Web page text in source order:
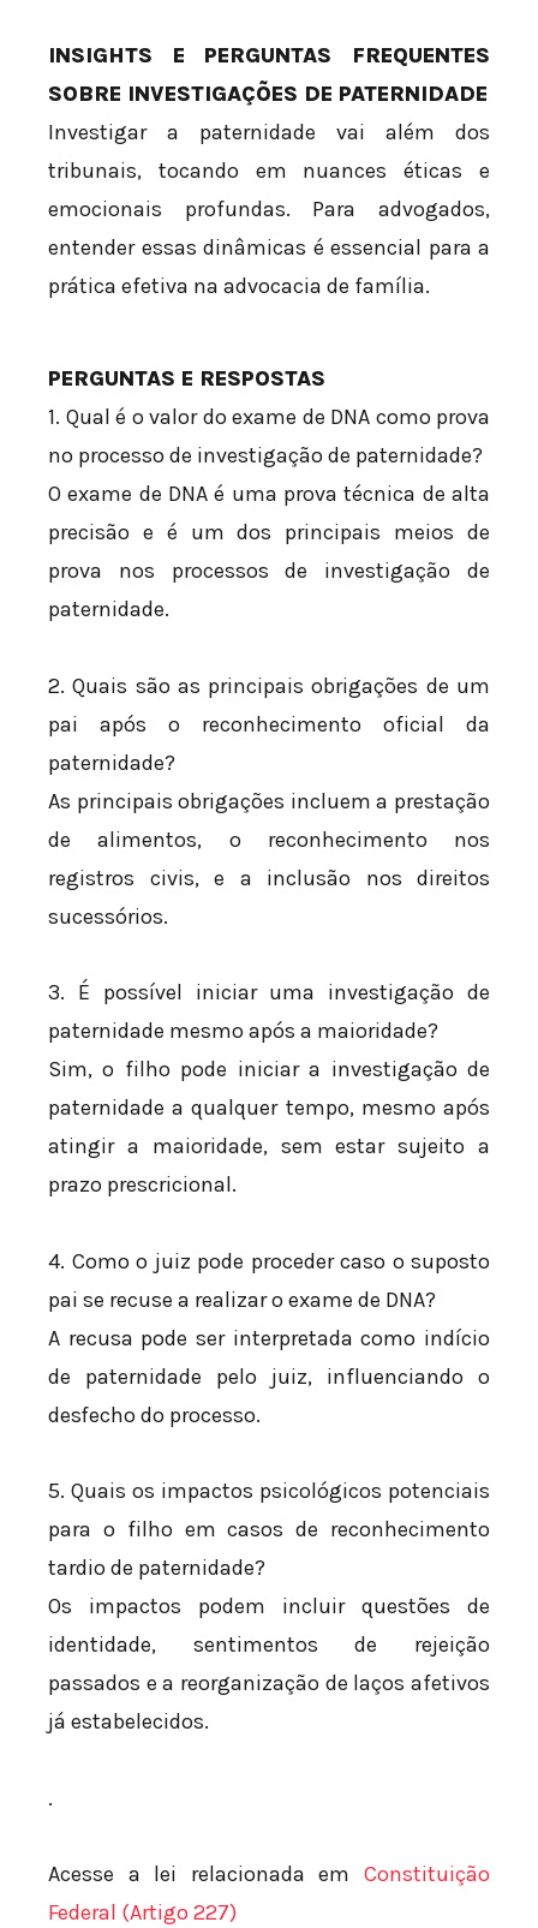
INSIGHTS E PERGUNTAS FREQUENTES
SOBRE INVESTIGAÇÕES DE PATERNIDADE
Investigar a paternidade vai além dos
tribunais, tocando em nuances éticas e
emocionais profundas. Para advogados,
entender essas dinâmicas é essencial para a
prática efetiva na advocacia de família.
PERGUNTAS E RESPOSTAS
1. Qual é o valor do exame de DNA como prova
no processo de investigação de paternidade?
O exame de DNA é uma prova técnica de alta
precisão e é um dos principais meios de
prova nos processos de investigação de
paternidade.
2. Quais são as principais obrigações de um
pai após o reconhecimento oficial da
paternidade?
As principais obrigações incluem a prestação
de alimentos, o reconhecimento nos
registros civis, e a inclusão nos direitos
sucessórios.
3. É possível iniciar uma investigação de
paternidade mesmo após a maioridade?
Sim, o filho pode iniciar a investigação de
paternidade a qualquer tempo, mesmo após
atingir a maioridade, sem estar sujeito a
prazo prescricional.
4. Como o juiz pode proceder caso o suposto
pai se recuse a realizar o exame de DNA?
A recusa pode ser interpretada como indício
de paternidade pelo juiz, influenciando o
desfecho do processo.
5. Quais os impactos psicológicos potenciais
para o filho em casos de reconhecimento
tardio de paternidade?
Os impactos podem incluir questões de
identidade, sentimentos de rejeição
passados e a reorganização de laços afetivos
já estabelecidos.
.
Acesse a lei relacionada em Constituição
Federal (Artigo 227)